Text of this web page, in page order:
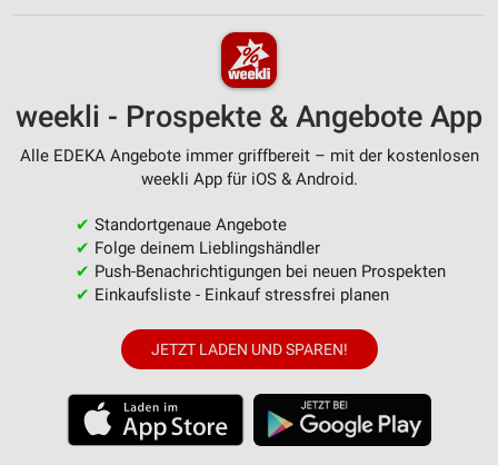
weekli - Prospekte & Angebote App
Alle EDEKA Angebote immer griffbereit – mit der kostenlosen
weekli App für iOS & Android.
✔ Standortgenaue Angebote
✔ Folge deinem Lieblingshändler
✔ Push-Benachrichtigungen bei neuen Prospekten
✔ Einkaufsliste - Einkauf stressfrei planen
JETZT LADEN UND SPAREN!